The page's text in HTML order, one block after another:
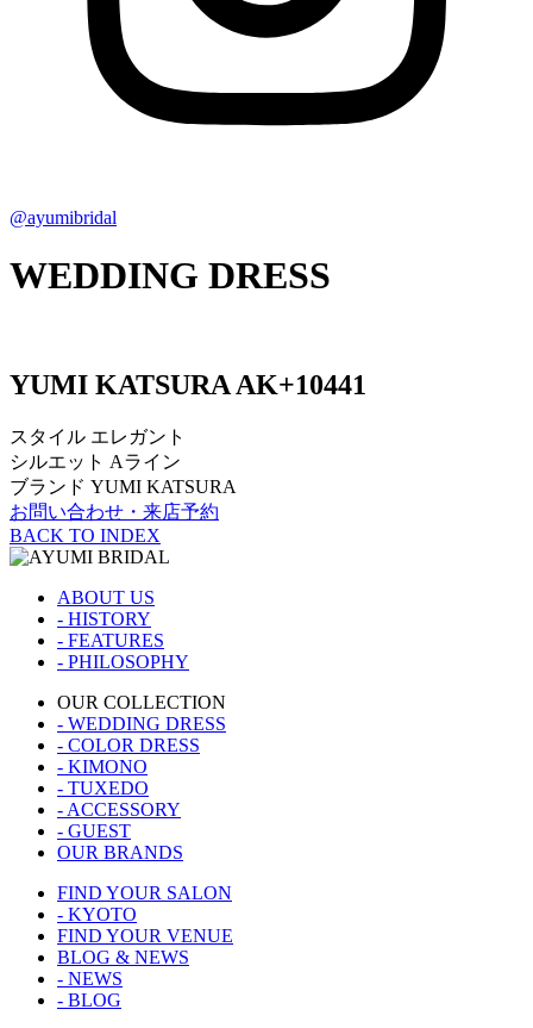
@ayumibridal
WEDDING DRESS
YUMI KATSURA AK+10441
スタイル エレガント
シルエット Aライン
ブランド YUMI KATSURA
お問い合わせ・来店予約
BACK TO INDEX
ABOUT US
- HISTORY
- FEATURES
- PHILOSOPHY
OUR COLLECTION
- WEDDING DRESS
- COLOR DRESS
- KIMONO
- TUXEDO
- ACCESSORY
- GUEST
OUR BRANDS
FIND YOUR SALON
- KYOTO
FIND YOUR VENUE
BLOG & NEWS
- NEWS
- BLOG